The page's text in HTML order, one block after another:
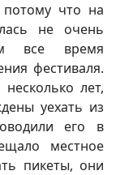
что на
не очень
все время
фестиваля.
лет,
уехать из
его в
местное
пикеты, они